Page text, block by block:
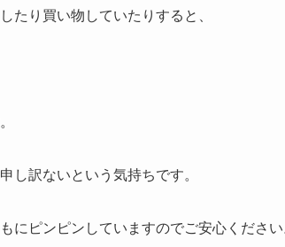
たり買い物していたりすると、
し訳ないという気持ちです。
にピンピンしていますのでご安心くださ